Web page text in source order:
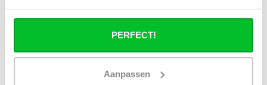
PERFECT!
Aanpassen
Heb je een vraag over dit product ?
Simon helpt je graag en kan al je vragen beantwoorden.